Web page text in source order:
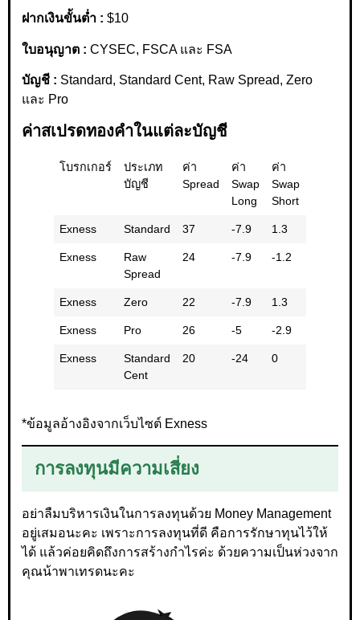
ฝากเงินขั้นต่ำ : $10
ใบอนุญาต : CYSEC, FSCA และ FSA
บัญชี : Standard, Standard Cent, Raw Spread, Zero
และ Pro
ค่าสเปรดทองคำในแต่ละบัญชี
โบรกเกอร์
ประเภท
บัญชี
ค่า
Spread
ค่า
Swap
Long
ค่า
Swap
Short
Exness Standard 37 -7.9 1.3
Exness
Raw
Spread
24 -7.9 -1.2
Exness Zero 22 -7.9 1.3
Exness Pro 26 -5 -2.9
Exness
Standard
Cent
20 -24 0
*ข้อมูลอ้างอิงจากเว็บไซต์ Exness
การลงทุนมีความเสี่ยง
อย่าลืมบริหารเงินในการลงทุนด้วย Money Management
อยู่เสมอนะคะ เพราะการลงทุนที่ดี คือการรักษาทุนไว้ให้
ได้ แล้วค่อยคิดถึงการสร้างกำไรค่ะ ด้วยความเป็นห่วงจาก
คุณน้าพาเทรดนะคะ